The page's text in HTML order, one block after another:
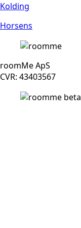
Kolding
Horsens
roomMe ApS
CVR: 43403567